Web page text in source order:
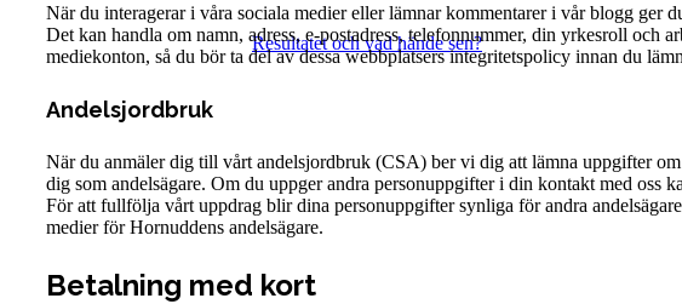
Resultatet och vad hände sen?
När du interagerar i våra sociala medier eller lämnar kommentarer i vår blogg
Det kan handla om namn, adress, e-postadress, telefonnummer, din yrkesroll och
mediekonton, så du bör ta del av dessa webbplatsers integritetspolicy innan du
Andelsjordbruk
När du anmäler dig till vårt andelsjordbruk (CSA) ber vi dig att lämna uppgifter
dig som andelsägare. Om du uppger andra personuppgifter i din kontakt med oss
För att fullfölja vårt uppdrag blir dina personuppgifter synliga för andra
medier för Hornuddens andelsägare.
Betalning med kort